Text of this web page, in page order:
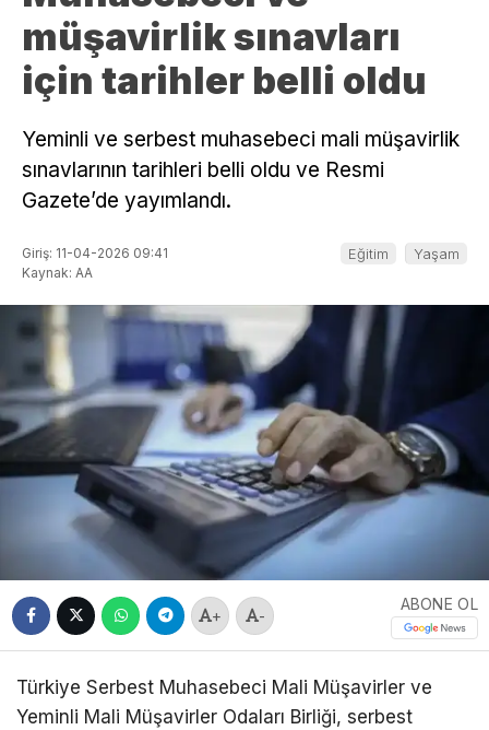
müşavirlik sınavları
için tarihler belli oldu
Yeminli ve serbest muhasebeci mali müşavirlik
sınavlarının tarihleri belli oldu ve Resmi
Gazete’de yayımlandı.
Giriş: 11-04-2026 09:41
Kaynak: AA
Eğitim Yaşam
+ -
ABONE OL
Türkiye Serbest Muhasebeci Mali Müşavirler ve
Yeminli Mali Müşavirler Odaları Birliği, serbest